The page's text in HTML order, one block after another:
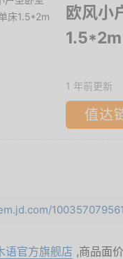
欧风小
1.5*2m
1 年前更新
值达
语官方旗舰店 ,商品面价